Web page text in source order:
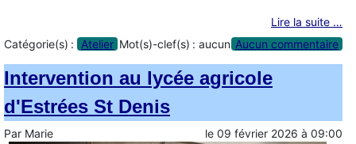
Lire la suite …
Catégorie(s) :
Atelier Mot(s)-clef(s) : aucun Aucun commentaire
Intervention au lycée agricole
d'Estrées St Denis
Par Marie le 09 février 2026 à 09:00